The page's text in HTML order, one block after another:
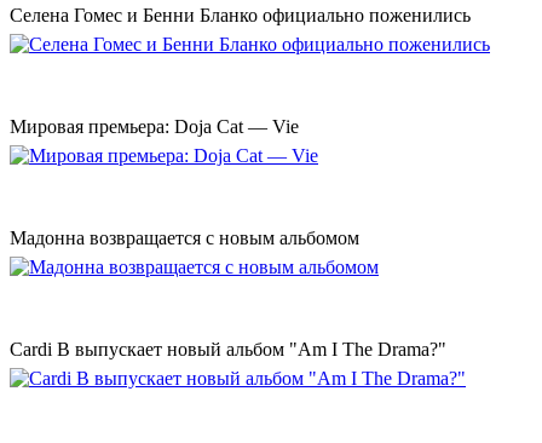
Селена Гомес и Бенни Бланко официально поженились
Мировая премьера: Doja Cat — Vie
Мадонна возвращается с новым альбомом
Cardi B выпускает новый альбом "Am I The Drama?"